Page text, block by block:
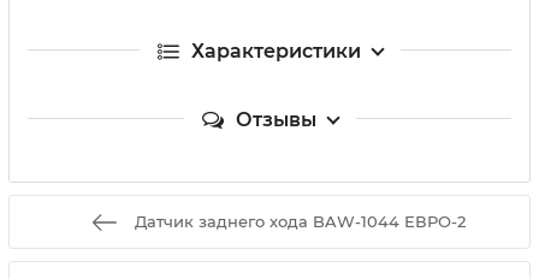
Характеристики
Отзывы
Датчик заднего хода BAW-1044 ЕВРО-2